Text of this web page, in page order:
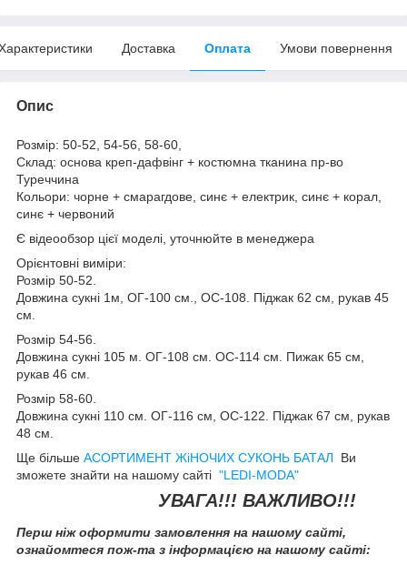
Доставка Оплата Умови повернення
Опис
Розмір: 50-52, 54-56, 58-60,
Склад: основа креп-дафвінг + костюмна тканина пр-во
Туреччина
Кольори: чорне + смарагдове, синє + електрик, синє + корал,
синє + червоний
Є відеообзор цієї моделі, уточнюйте в менеджера
Орієнтовні виміри:
Розмір 50-52.
Довжина сукні 1м, ОГ-100 см., ОС-108. Піджак 62 см, рукав 45
см.
Розмір 54-56.
Довжина сукні 105 м. ОГ-108 см. ОС-114 см. Пижак 65 см,
рукав 46 см.
Розмір 58-60.
Довжина сукні 110 см. ОГ-116 см, ОС-122. Піджак 67 см, рукав
48 см.
Ще більше АСОРТИМЕНТ ЖіНОЧИХ СУКОНЬ БАТАЛ Ви
зможете знайти на нашому сайті "LEDI-MODA"
УВАГА!!! ВАЖЛИВО!!!
Перш ніж оформити замовлення на нашому сайті,
ознайомтеся пож-та з інформацією на нашому сайті: